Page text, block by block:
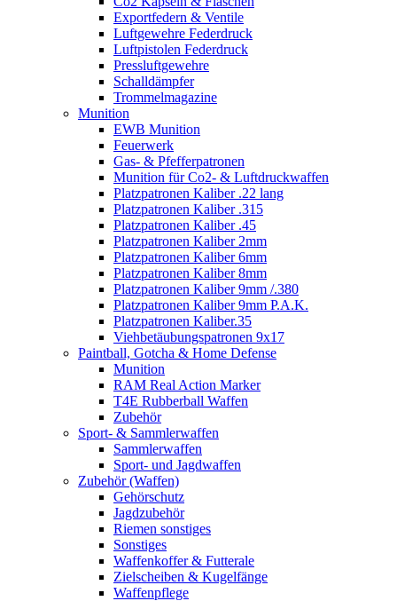
Exportfedern & Ventile
Luftgewehre Federdruck
Luftpistolen Federdruck
Pressluftgewehre
Schalldämpfer
Trommelmagazine
Munition
EWB Munition
Feuerwerk
Gas- & Pfefferpatronen
Munition für Co2- & Luftdruckwaffen
Platzpatronen Kaliber .22 lang
Platzpatronen Kaliber .315
Platzpatronen Kaliber .45
Platzpatronen Kaliber 2mm
Platzpatronen Kaliber 6mm
Platzpatronen Kaliber 8mm
Platzpatronen Kaliber 9mm /.380
Platzpatronen Kaliber 9mm P.A.K.
Platzpatronen Kaliber.35
Viehbetäubungspatronen 9x17
Paintball, Gotcha & Home Defense
Munition
RAM Real Action Marker
T4E Rubberball Waffen
Zubehör
Sport- & Sammlerwaffen
Sammlerwaffen
Sport- und Jagdwaffen
Zubehör (Waffen)
Gehörschutz
Jagdzubehör
Riemen sonstiges
Sonstiges
Waffenkoffer & Futterale
Zielscheiben & Kugelfänge
Waffenpflege